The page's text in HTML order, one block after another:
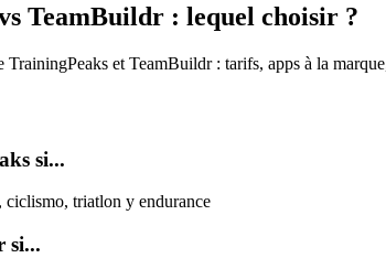
TeamBuildr : lequel choisir ?
TrainingPeaks et TeamBuildr : tarifs, apps à la
si...
ciclismo, triatlon y endurance
si...